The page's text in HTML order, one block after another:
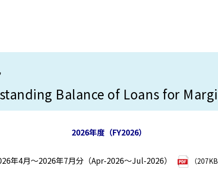
Balance of Loans for
2026年度（FY2026）
年4月～2026年7月分（Apr-2026～Jul-2026） （